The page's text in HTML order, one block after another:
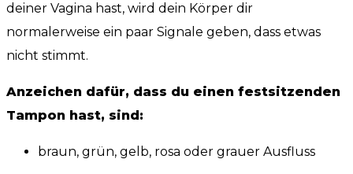
deiner Vagina hast, wird dein Körper dir
normalerweise ein paar Signale geben, dass etwas
nicht stimmt.
Anzeichen dafür, dass du einen festsitzenden
Tampon hast, sind:
braun, grün, gelb, rosa oder grauer Ausfluss